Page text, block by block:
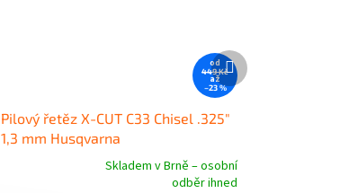
od
449 Kč
až
–23 %
Pilový řetěz X-CUT C33 Chisel .325"
1,3 mm Husqvarna
Skladem v Brně – osobní
odběr ihned
Další
produkt